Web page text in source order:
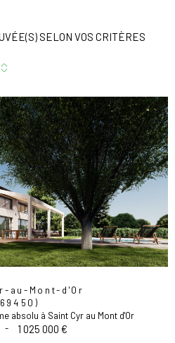
SELON VOS CRITÈRES
au-Mont-d'Or
absolu à Saint Cyr au Mont d'Or
- 1 025 000 €